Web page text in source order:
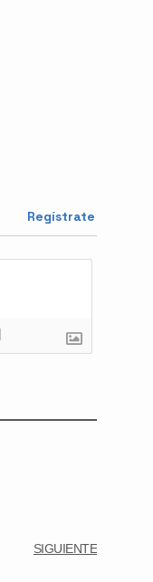
Regístrate
SIGUIENTE